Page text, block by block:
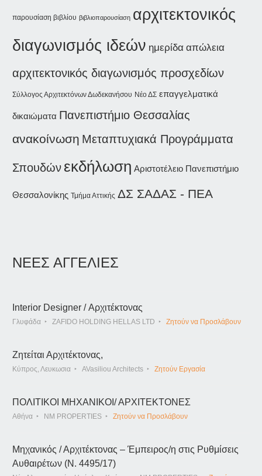
παρουσίαση βιβλίου βιβλιοπαρουσίαση αρχιτεκτονικός
διαγωνισμός ιδεών ημερίδα απώλεια
αρχιτεκτονικός διαγωνισμός προσχεδίων
Σύλλογος Αρχιτεκτόνων Δωδεκανήσου Νέο ΔΣ επαγγελματικά
δικαιώματα Πανεπιστήμιο Θεσσαλίας
ανακοίνωση Μεταπτυχιακά Προγράμματα
Σπουδών εκδήλωση Αριστοτέλειο Πανεπιστήμιο
Θεσσαλονίκης Τμήμα Αττικής ΔΣ ΣΑΔΑΣ - ΠΕΑ
ΝΕΕΣ ΑΓΓΕΛΙΕΣ
Interior Designer / Αρχιτέκτονας
Γλυφάδα ZAFIDO HOLDING HELLAS LTD Ζητούν να Προσλάβουν
Ζητείται Αρχιτέκτονας,
Κύπρος, Λευκωσια AVasiliou Architects Ζητούν Εργασία
ΠΟΛΙΤΙΚΟΙ ΜΗΧΑΝΙΚΟΙ/ ΑΡΧΙΤΕΚΤΟΝΕΣ
Αθήνα NM PROPERTIES Ζητούν να Προσλάβουν
Μηχανικός / Αρχιτέκτονας – Έμπειρος/η στις Ρυθμίσεις
Αυθαιρέτων (Ν. 4495/17)